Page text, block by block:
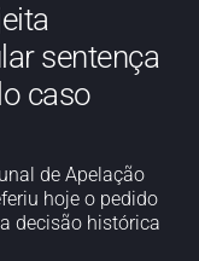
sentença
caso
de Apelação
hoje o pedido
decisão histórica